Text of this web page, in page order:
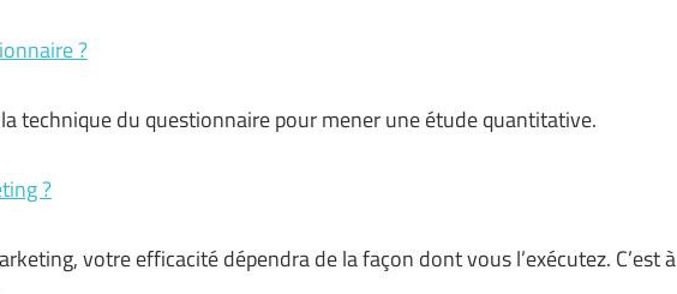
?
technique du questionnaire pour mener une étude quantitative.
?
votre efficacité dépendra de la façon dont vous l’exécutez. C’est à